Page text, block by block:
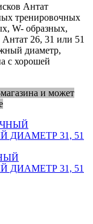
Антат
тренировочных
W- образных,
26, 31 или 51
диаметр,
с хорошей
и может
ДИАМЕТР 31, 51